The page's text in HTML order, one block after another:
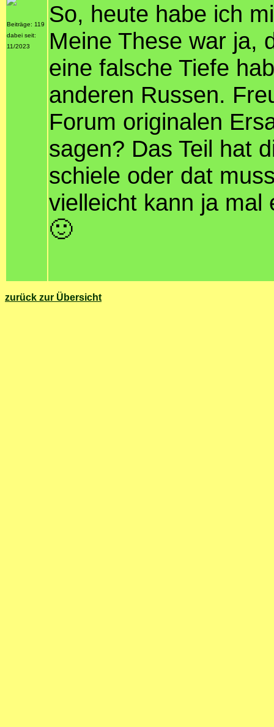
Beiträge: 119
dabei seit:
11/2023
So, heute habe ich
Meine These war ja,
eine falsche Tiefe
anderen Russen.
Forum originalen
sagen? Das Teil hat
schiele oder dat
vielleicht kann ja mal
🙂
zurück zur Übersicht